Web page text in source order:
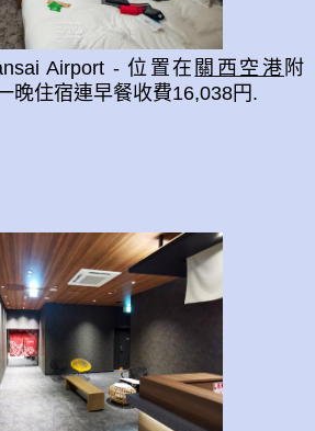
Airport - 位置在 關西空港 附
晚住宿連早餐收費16,038円.